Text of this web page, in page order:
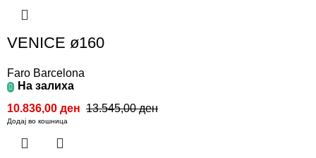
VENICE ø160
Faro Barcelona
На залиха
13.545,00ден
10.836,00 ден
Додај во кошница